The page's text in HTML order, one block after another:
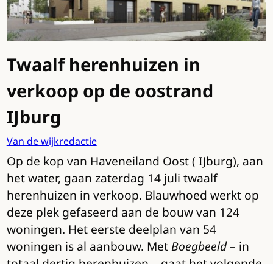
Twaalf herenhuizen in
verkoop op de oostrand
IJburg
Van de wijkredactie
Op de kop van Haveneiland Oost ( IJburg), aan
het water, gaan zaterdag 14 juli twaalf
herenhuizen in verkoop. Blauwhoed werkt op
deze plek gefaseerd aan de bouw van 124
woningen. Het eerste deelplan van 54
woningen is al aanbouw. MetBoegbeeld– in